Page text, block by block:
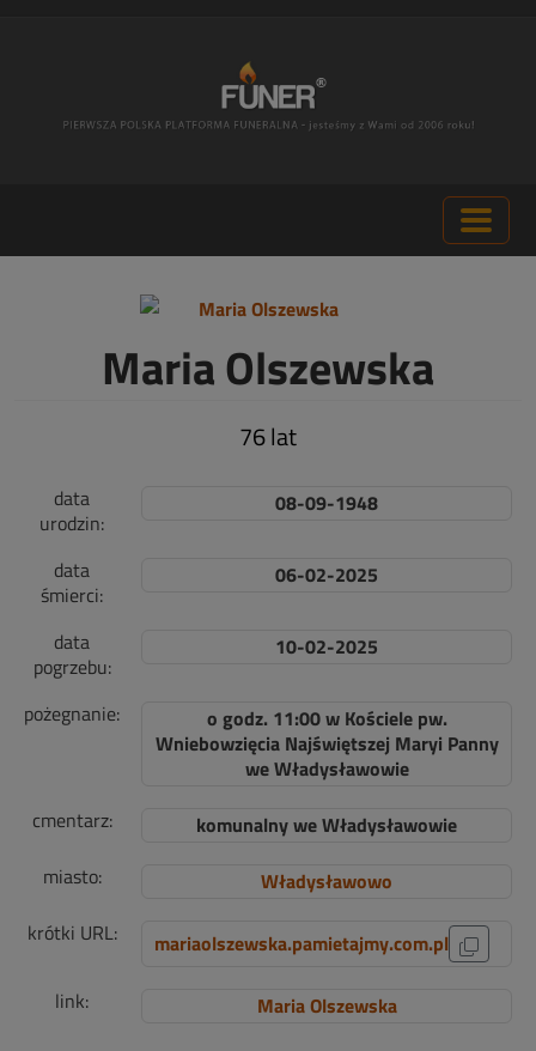
Maria Olszewska
76 lat
data
urodzin:
08-09-1948
data
śmierci:
06-02-2025
data
pogrzebu:
10-02-2025
pożegnanie:
o godz. 11:00 w Kościele pw.
Wniebowzięcia Najświętszej Maryi Panny
we Władysławowie
cmentarz:
komunalny we Władysławowie
miasto:
Władysławowo
krótki URL:
mariaolszewska.pamietajmy.com.pl
link:
Maria Olszewska